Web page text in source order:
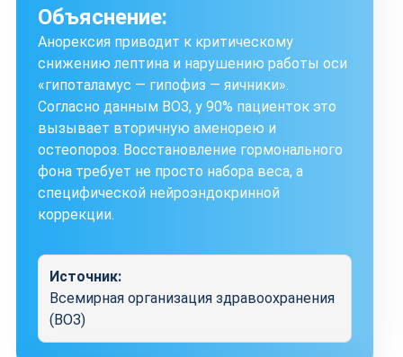
Объяснение:
Анорексия приводит к критическому
снижению лептина и нарушению работы оси
«гипоталамус — гипофиз — яичники».
Согласно данным ВОЗ, у 90% пациенток это
вызывает вторичную аменорею и
остеопороз. Восстановление гормонального
фона требует не просто набора веса, а
специфической нейроэндокринной
коррекции.
Источник:
Всемирная организация здравоохранения
(ВОЗ)